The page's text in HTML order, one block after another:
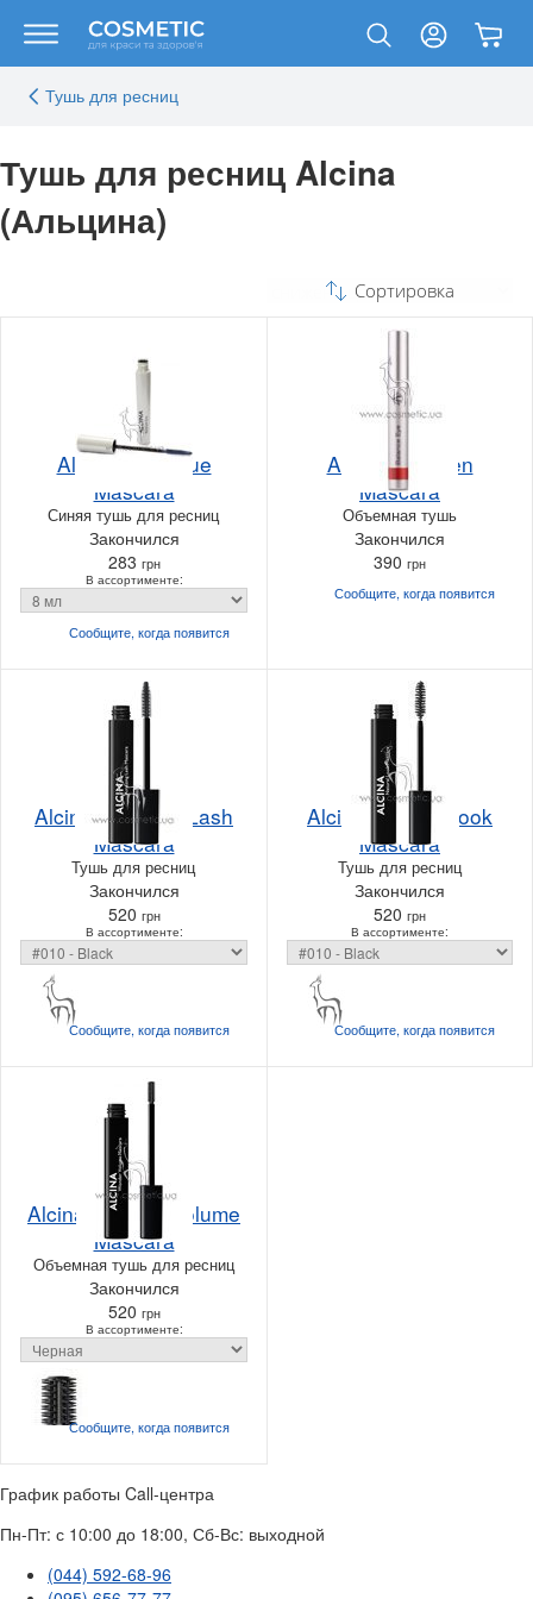
Тушь для ресниц
Тушь для ресниц Alcina
(Альцина)
Сортировка
Alcina Nightblue
Mascara
Синяя тушь для ресниц
Закончился
283 грн
В ассортименте:
Сообщите, когдапоявится
Alcina Volumen
Mascara
Объемная тушь
Закончился
390 грн
Сообщите, когдапоявится
Alcina Amazing Lash
Mascara
Тушь для ресниц
Закончился
520 грн
В ассортименте:
Сообщите, когдапоявится
Alcina Natural Look
Mascara
Тушь для ресниц
Закончился
520 грн
В ассортименте:
Сообщите, когдапоявится
Alcina Wonder Volume
Mascara
Объемная тушь для ресниц
Закончился
520 грн
В ассортименте:
Сообщите, когдапоявится
График работы Call-центра
Пн-Пт: с 10:00 до 18:00, Сб-Вс: выходной
(044) 592-68-96